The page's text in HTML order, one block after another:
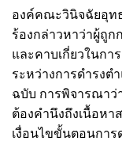
องค์คณะวินิจฉัยอุท
ร้องกล่าวหาว่าผู้ถูก
และคาบเกี่ยวในกา
ระหว่างการดํารง
ฉบับ การพิจารณา
ต้องคํานึงถึงเนื้อหา
เงื่อนไขขั้นตอนกา